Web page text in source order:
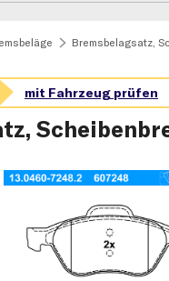
Bremsbelagsatz,